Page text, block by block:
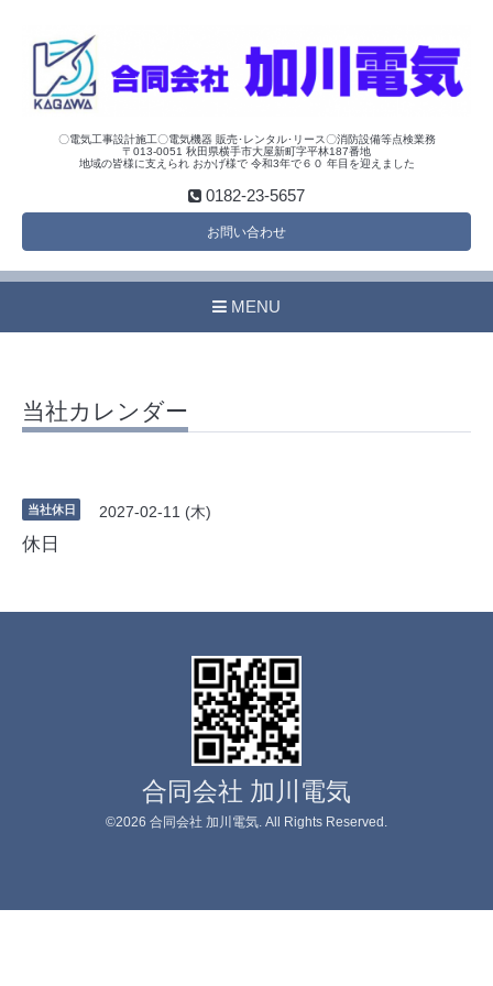
〇電気工事設計施工〇電気機器 販売･レンタル･リース〇消防設備等点検業務
〒013-0051 秋田県横手市大屋新町字平林187番地
地域の皆様に支えられ おかげ様で 令和3年で６０ 年目を迎えました
0182-23-5657
お問い合わせ
MENU
当社カレンダー
当社休日 2027-02-11 (木)
休日
合同会社 加川電気
©2026 合同会社 加川電気 . All Rights Reserved.